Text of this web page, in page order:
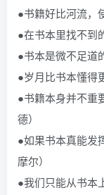
●书籍好比河流，
●在书本里找不到
●书本是微不足道
●岁月比书本懂得
●书籍本身并不重
德）
●如果书本真能发
摩尔）
●我们只能从书本